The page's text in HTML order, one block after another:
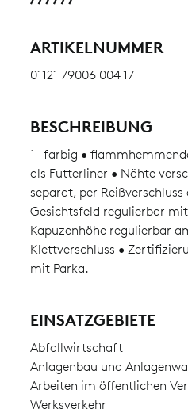
ARTIKELNUMMER
01121 79006 004 17
BESCHREIBUNG
1- farbig •
als Futterliner • Nähte
separat, per
Gesichtsfeld regulierbar
Kapuzenhöhe regulierbar
Klettverschluss •
mit Parka.
EINSATZGEBIETE
Abfallwirtschaft
Anlagenbau und
Arbeiten im öffentlichen
Werksverkehr